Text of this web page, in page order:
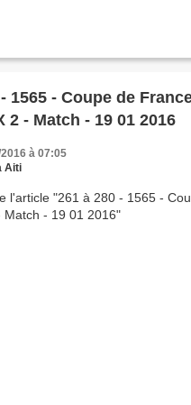
1565 - Coupe de
2 - Match - 19 01 2016
à 07:05
Aiti